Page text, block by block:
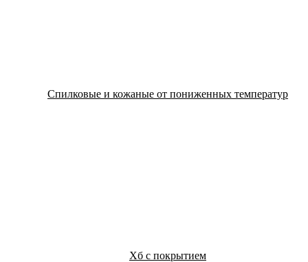
Спилковые и кожаные от пониженных температур
Хб с покрытием